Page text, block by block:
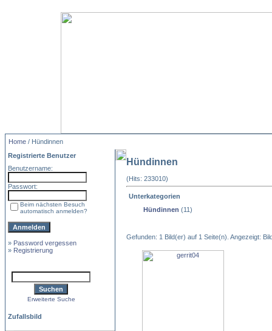
Home / Hündinnen
Registrierte Benutzer
Benutzername:
Passwort:
Beim nächsten Besuch
automatisch anmelden?
» Password vergessen
» Registrierung
Erweiterte Suche
Zufallsbild
Hündinnen
(Hits: 233010)
Unterkategorien
Hündinnen (11)
Gefunden: 1 Bild(er) auf 1 Seite(n). Angezeigt: